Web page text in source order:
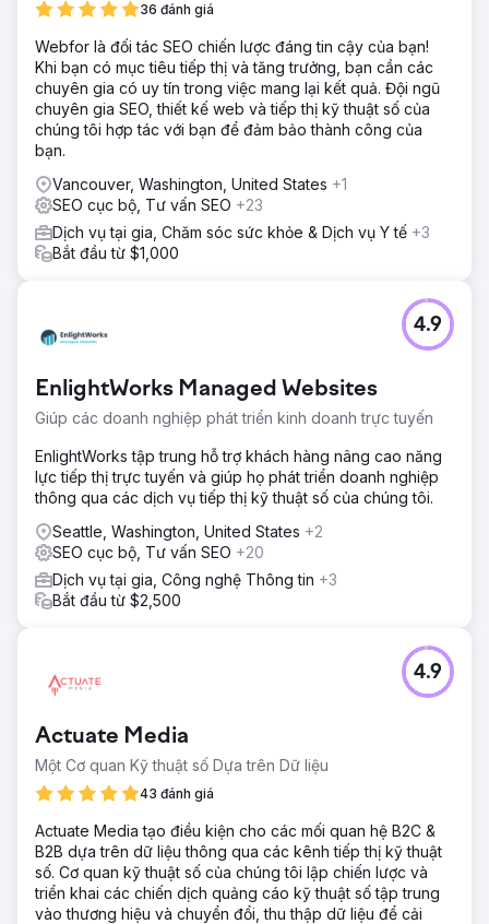
36 đánh giá
Webfor là đối tác SEO chiến lược đáng tin cậy của bạn!
Khi bạn có mục tiêu tiếp thị và tăng trưởng, bạn cần các
chuyên gia có uy tín trong việc mang lại kết quả. Đội ngũ
chuyên gia SEO, thiết kế web và tiếp thị kỹ thuật số của
chúng tôi hợp tác với bạn để đảm bảo thành công của
bạn.
Vancouver, Washington, United States +1
SEO cục bộ, Tư vấn SEO +23
Dịch vụ tại gia, Chăm sóc sức khỏe & Dịch vụ Y tế +3
Bắt đầu từ $1,000
EnlightWorks Managed Websites
Giúp các doanh nghiệp phát triển kinh doanh trực tuyến
4.9
EnlightWorks tập trung hỗ trợ khách hàng nâng cao năng
lực tiếp thị trực tuyến và giúp họ phát triển doanh nghiệp
thông qua các dịch vụ tiếp thị kỹ thuật số của chúng tôi.
Seattle, Washington, United States +2
SEO cục bộ, Tư vấn SEO +20
Dịch vụ tại gia, Công nghệ Thông tin +3
Bắt đầu từ $2,500
Actuate Media
Một Cơ quan Kỹ thuật số Dựa trên Dữ liệu
43 đánh giá
4.9
Actuate Media tạo điều kiện cho các mối quan hệ B2C &
B2B dựa trên dữ liệu thông qua các kênh tiếp thị kỹ thuật
số. Cơ quan kỹ thuật số của chúng tôi lập chiến lược và
triển khai các chiến dịch quảng cáo kỹ thuật số tập trung
vào thương hiệu và chuyển đổi, thu thập dữ liệu để cải